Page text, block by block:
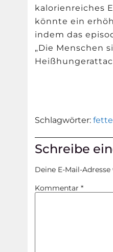
kalorienreiches
könnte ein
indem das
„Die Menschen
Schlagwörter:
Schreibe
Deine E-Mail-
Kommentar*